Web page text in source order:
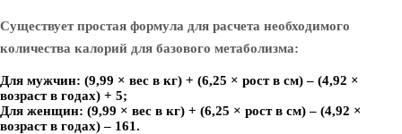
Существует простая формула для расчета необходимого
количества калорий для базового метаболизма:
Для мужчин: (9,99 × вес в кг) + (6,25 × рост в см) – (4,92 ×
возраст в годах) + 5;
Для женщин: (9,99 × вес в кг) + (6,25 × рост в см) – (4,92 ×
возраст в годах) – 161.